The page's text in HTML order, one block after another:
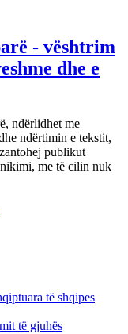
- vështrim
dhe e
ndërlidhet me
ndërtimin e tekstit,
publikut
me të cilin nuk
të shqipes
të gjuhës